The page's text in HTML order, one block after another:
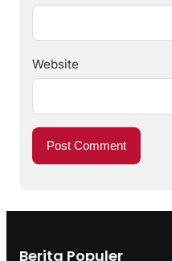
Website
Berita Populer